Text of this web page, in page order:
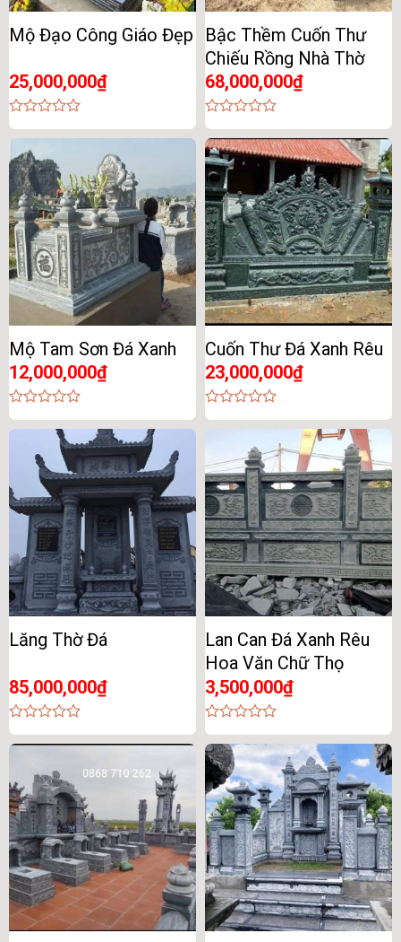
Mộ Đạo Công Giáo Đẹp
25,000,000₫
0
out
of
5
Bậc Thềm Cuốn Thư
Chiếu Rồng Nhà Thờ
68,000,000₫
0
out
of
5
Mộ Tam Sơn Đá Xanh
12,000,000₫
0
out
Cuốn Thư Đá Xanh Rêu
23,000,000₫
0
5
Lăng Thờ Đá
85,000,000₫
0
out
Lan Can Đá Xanh Rêu
Hoa Văn Chữ Thọ
3,500,000₫
0
out
of